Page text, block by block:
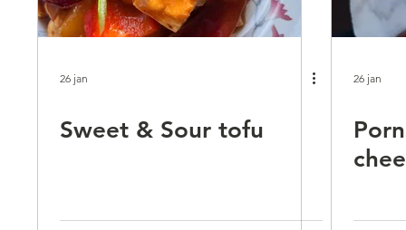
26 jan
Sweet & Sour tofu
26 jan